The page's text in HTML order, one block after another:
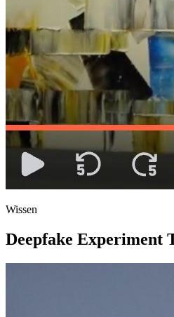
Wissen
Deepfake Experiment